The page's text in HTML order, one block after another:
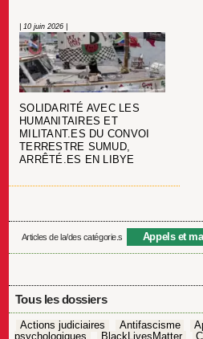
| 10 juin 2026 |
SOLIDARITÉ AVEC LES
HUMANITAIRES ET
MILITANT.ES DU CONVOI
TERRESTRE SUMUD,
ARRÊTÉ.ES EN LIBYE
Articles de la/des catégorie.s Appels et
Tous les dossiers
Actions judiciaires Antifascisme